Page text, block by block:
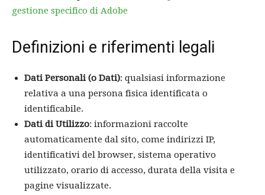
gestione specifico di Adobe
Definizioni e riferimenti legali
Dati Personali (o Dati): qualsiasi informazione
relativa a una persona fisica identificata o
identificabile.
Dati di Utilizzo: informazioni raccolte
automaticamente dal sito, come indirizzi IP,
identificativi del browser, sistema operativo
utilizzato, orario di accesso, durata della visita e
pagine visualizzate.